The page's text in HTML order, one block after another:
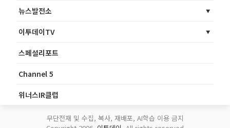
뉴스발전소
이투데이TV
스페셜리포트
Channel 5
위너스IR클럽
무단전재 및 수집, 복사, 재배포, AI학습 이용 금지